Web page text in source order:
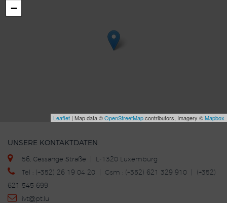
−
Leaflet | Map data ©OpenStreetMapcontributors, Imagery ©Mapbox
UNSERE KONTAKTDATEN
56, Cessange Straße | L-1320 Luxemburg
Tel : (+352) 26 19 04 20 | Gsm : (+352) 621 329 910 | (+352)
621 545 699
ivt@pt.lu